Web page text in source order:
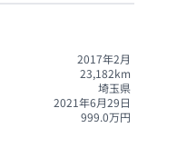
2017年2月
23,182km
埼玉県
2021年6月29日
999.0万円